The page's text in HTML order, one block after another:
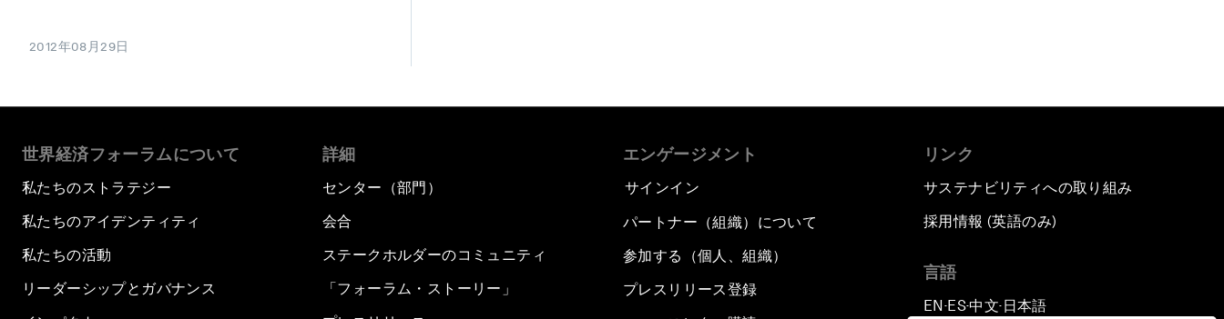
2012年08月29日
世界経済フォーラムについて
私たちのストラテジー
私たちのアイデンティティ
私たちの活動
リーダーシップとガバナンス
詳細
センター（部門）
会合
ステークホルダーのコミュニティ
「フォーラム・ストーリー」
エンゲージメント
サインイン
パートナー（組織）について
参加する（個人、組織）
プレスリリース登録
リンク
サステナビリティへの取り組み
採用情報 (英語のみ)
言語
EN ▪ES▪中文▪ 日本語